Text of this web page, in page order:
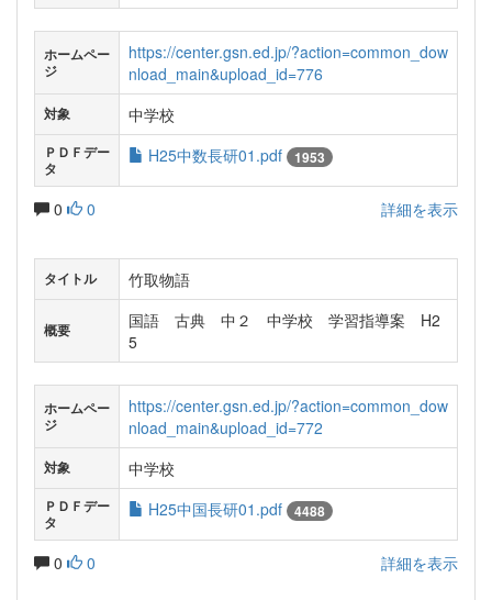
ホームペー
ジ
https://center.gsn.ed.jp/?action=common_dow
nload_main&upload_id=776
対象 中学校
ＰＤＦデー
タ
H25中数長研01.pdf 1953
0 0 詳細を表示
タイトル 竹取物語
概要
国語 古典 中２ 中学校 学習指導案 H2
5
ホームペー
ジ
https://center.gsn.ed.jp/?action=common_dow
nload_main&upload_id=772
対象 中学校
ＰＤＦデー
タ
H25中国長研01.pdf 4488
0 0 詳細を表示